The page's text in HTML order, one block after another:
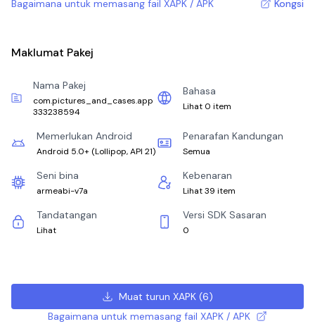
Bagaimana untuk memasang fail XAPK / APK Kongsi
Maklumat Pakej
Nama Pakej
com.pictures_and_cases.app
333238594
Bahasa
Lihat 0 item
Memerlukan Android
Android 5.0+ (Lollipop, API 21)
Penarafan Kandungan
Semua
Seni bina
armeabi-v7a
Kebenaran
Lihat 39 item
Tandatangan
Lihat
Versi SDK Sasaran
0
Muat turun XAPK(6)
Bagaimana untuk memasang fail XAPK / APK